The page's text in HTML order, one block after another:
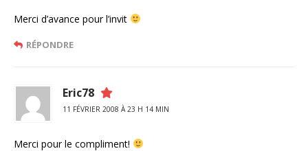
Merci d’avance pour l’invit
RÉPONDRE
Eric78
11 FÉVRIER 2008 À 23 H 14 MIN
Merci pour le compliment!